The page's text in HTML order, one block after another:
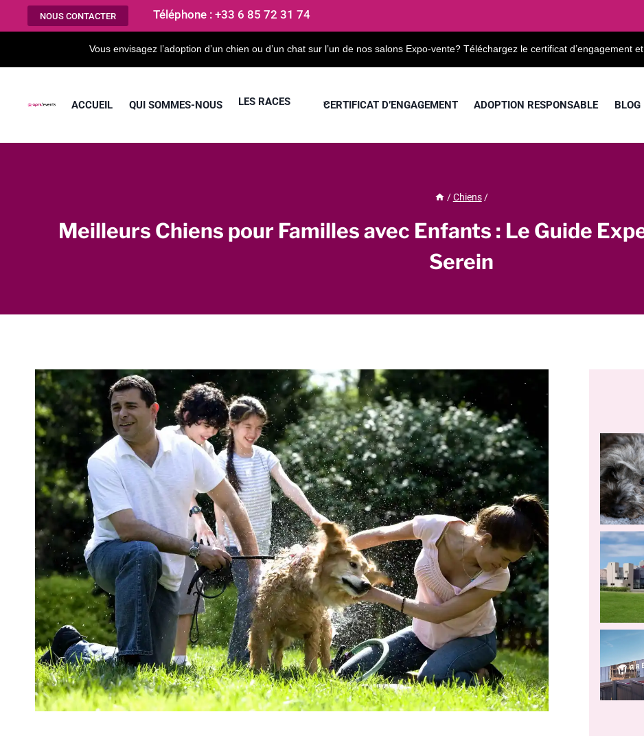
NOUS CONTACTER Téléphone : +33 6 85 72 31 74
Vous envisagez l’adoption d’un chien ou d’un chat sur l’un de nos salons Expo-vente? Téléchargez le certificat d’engagement
ACCUEIL QUI SOMMES-NOUS LES RACES CERTIFICAT D’ENGAGEMENT ADOPTION RESPONSABLE BLOG
/Chiens/
Meilleurs Chiens pour Familles avec Enfants : Le Guide
Serein